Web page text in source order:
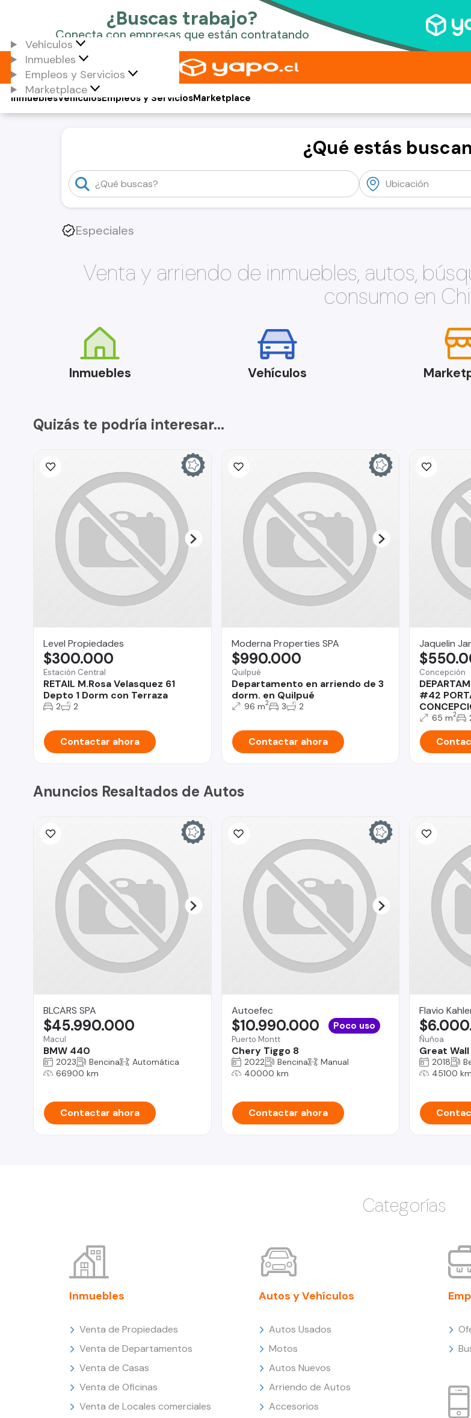
Vehículos
Inmuebles
Empleos y Servicios
Marketplace
Vehículos
Inmuebles Empleos y ServiciosMarketplace
¿Qué estás
Especiales
Venta y arriendo de inmuebles, autos,
consumo en
Inmuebles Vehículos
Quizás te podría interesar...
Level Propiedades
Estación Central
RETAIL M.Rosa Velasquez 61
Depto 1 Dorm con Terraza
$300.000
2 2
Contactar ahora
Moderna Properties SPA
Quilpué
Departamento en arriendo de 3
dorm. en Quilpué
$990.000
96 m2 3 2
Contactar ahora
Jaquelin
Concepción
#42
65 m2
Anuncios Resaltados de Autos
BLCARS SPA
Macul
BMW 440
$45.990.000
2023 Bencina
Automática
66900 km
Contactar ahora
Autoefec
Puerto Montt
Chery Tiggo 8
$10.990.000 Poco uso
2022 Bencina
Manual
40000 km
Contactar ahora
Flavio
Ñuñoa
Great
2018
45100 km
Categorías
Inmuebles
Venta de Propiedades
Venta de Departamentos
Venta de Casas
Venta de Oficinas
Venta de Locales comerciales
Autos y Vehículos
Autos Usados
Motos
Autos Nuevos
Arriendo de Autos
Accesorios